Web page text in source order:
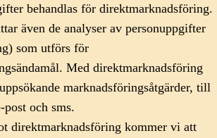
behandlas för direktmarknadsföring.
även de analyser av personuppgifter
som utförs för
Med direktmarknadsföring
marknadsföringsåtgärder, till
och sms.
direktmarknadsföring kommer vi att